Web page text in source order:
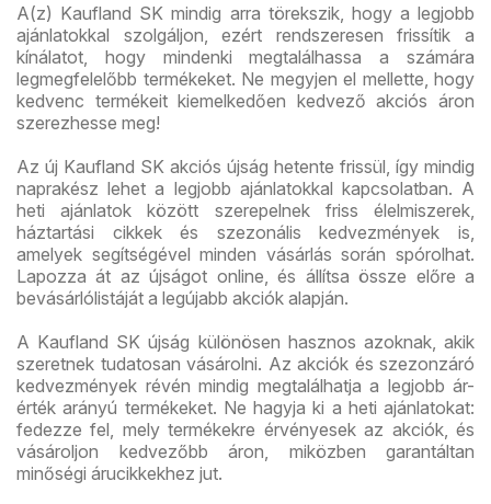
A(z) Kaufland SK mindig arra törekszik, hogy a legjobb
ajánlatokkal szolgáljon, ezért rendszeresen frissítik a
kínálatot, hogy mindenki megtalálhassa a számára
legmegfelelőbb termékeket. Ne megyjen el mellette, hogy
kedvenc termékeit kiemelkedően kedvező akciós áron
szerezhesse meg!
Az új Kaufland SK akciós újság hetente frissül, így mindig
naprakész lehet a legjobb ajánlatokkal kapcsolatban. A
heti ajánlatok között szerepelnek friss élelmiszerek,
háztartási cikkek és szezonális kedvezmények is,
amelyek segítségével minden vásárlás során spórolhat.
Lapozza át az újságot online, és állítsa össze előre a
bevásárlólistáját a legújabb akciók alapján.
A Kaufland SK újság különösen hasznos azoknak, akik
szeretnek tudatosan vásárolni. Az akciók és szezonzáró
kedvezmények révén mindig megtalálhatja a legjobb ár-
érték arányú termékeket. Ne hagyja ki a heti ajánlatokat:
fedezze fel, mely termékekre érvényesek az akciók, és
vásároljon kedvezőbb áron, miközben garantáltan
minőségi árucikkekhez jut.